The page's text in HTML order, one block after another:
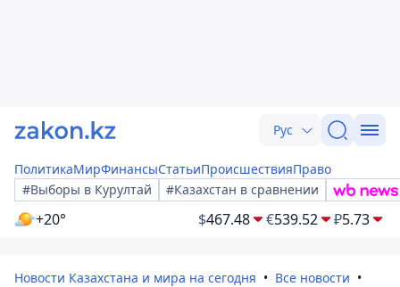
Рус
ПолитикаМирФинансыСтатьиПроисшествияПраво
#Выборы в Курултай
#Казахстан в сравнении
+20° $467.48 €539.52 ₽5.73
Новости Казахстана и мира на сегодня
Все новости